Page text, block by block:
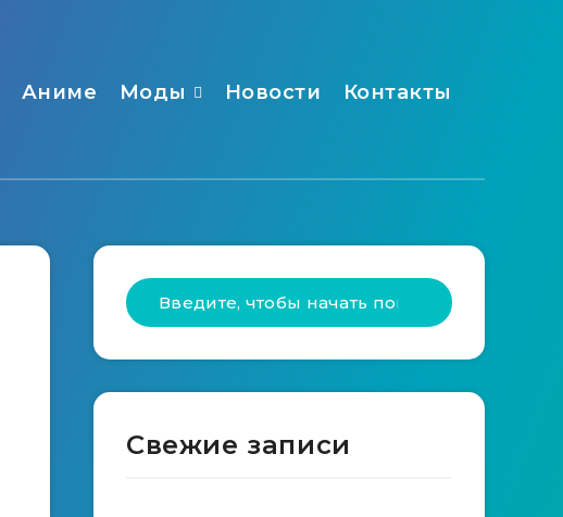
Аниме Моды Новости Контакты
Свежие записи